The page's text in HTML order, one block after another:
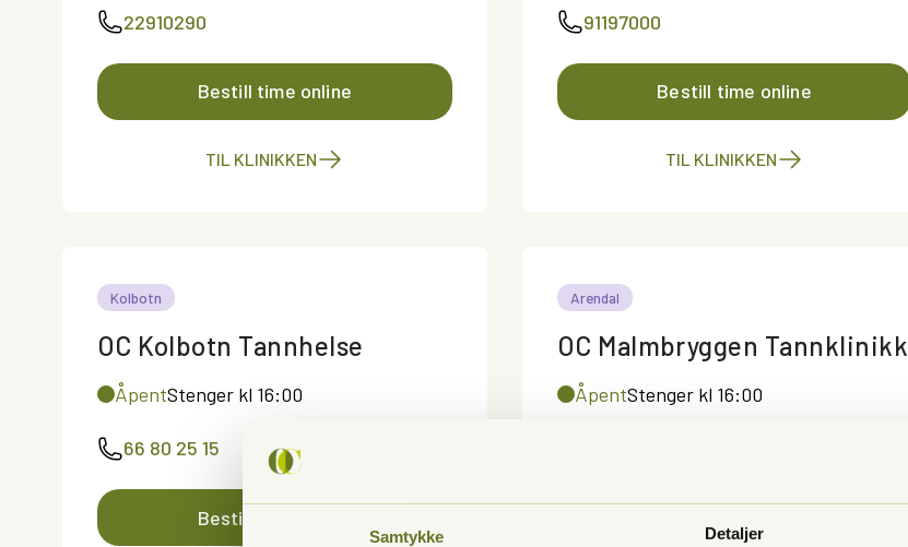
Samtykke Detaljer
22910290
Bestill time online
TIL KLINIKKEN
91197000
Bestill time online
TIL KLINIKKEN
Kolbotn
OC Kolbotn Tannhelse
ÅpentStenger kl 16:00
66 80 25 15
Bestill time online
Arendal
OC Malmbryggen Tannklinikk
ÅpentStenger kl 16:00